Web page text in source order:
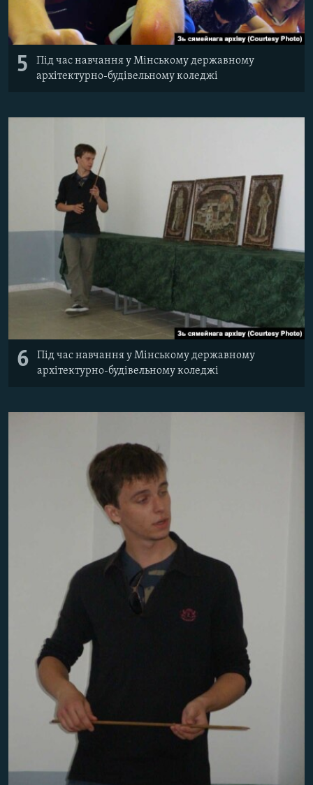
5
Під час навчання у Мінському державному
архітектурно-будівельному коледжі
6
Під час навчання у Мінському державному
архітектурно-будівельному коледжі